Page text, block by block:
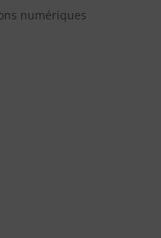
numériques